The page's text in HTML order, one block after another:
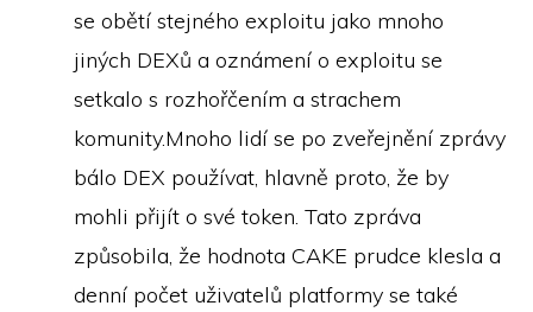
se obětí stejného exploitu jako mnoho
jiných DEXů a oznámení o exploitu se
setkalo s rozhořčením a strachem
komunity.Mnoho lidí se po zveřejnění zprávy
bálo DEX používat, hlavně proto, že by
mohli přijít o své token. Tato zpráva
způsobila, že hodnota CAKE prudce klesla a
denní počet uživatelů platformy se také